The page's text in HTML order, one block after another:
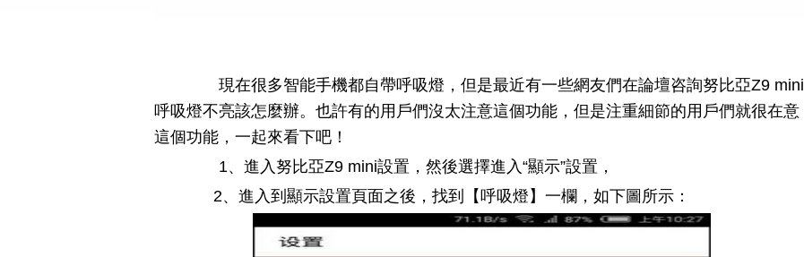
現在很多智能手機都自帶呼吸燈，但是最近有一些網友們在論壇咨詢努比亞Z9 mini
呼吸燈不亮該怎麼辦。也許有的用戶們沒太注意這個功能，但是注重細節的用戶們就很在意
這個功能，一起來看下吧！
1、進入努比亞Z9 mini設置，然後選擇進入“顯示”設置，
2、進入到顯示設置頁面之後，找到【呼吸燈】一欄，如下圖所示：